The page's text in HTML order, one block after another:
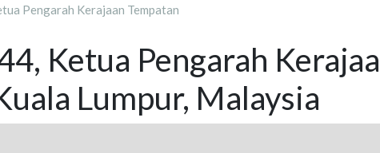
Pengarah Kerajaan Tempatan
Ketua Pengarah
Lumpur, Malaysia